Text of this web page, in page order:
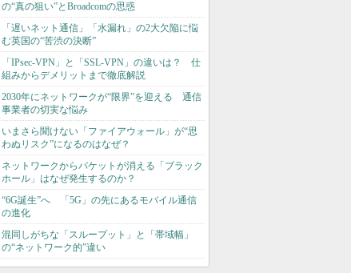
の“真の狙い”とBroadcomの思惑
「遅いネット通信」「水漏れ」の2大欠陥に悩
む英国の“苦渋の決断”
「IPsec-VPN」と「SSL-VPN」の違いは？ 仕
組みからデメリットまで徹底解説
2030年にネットワークが“限界”を迎える 通信
事業者の切実な悩み
いまさら聞けない「ファイアウォール」が“思
わぬリスク”になるのはなぜ？
ネットワークからパケットが消える「ブラック
ホール」はなぜ発生するのか？
“6G誕生”へ 「5G」の先にあるモバイル通信
の進化
混同しがちな「スループット」と「帯域幅」
の“ネットワーク的”違い